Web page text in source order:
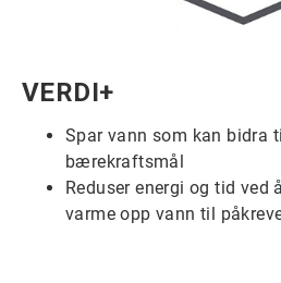
ArticleTile
VERDI+
Spar vann som kan bidra
bærekraftsmål
Reduser energi og tid ved
varme opp vann til